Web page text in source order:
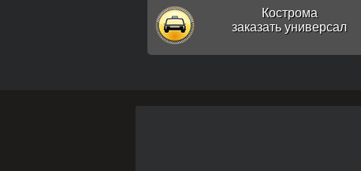
Кострома
заказать универсал